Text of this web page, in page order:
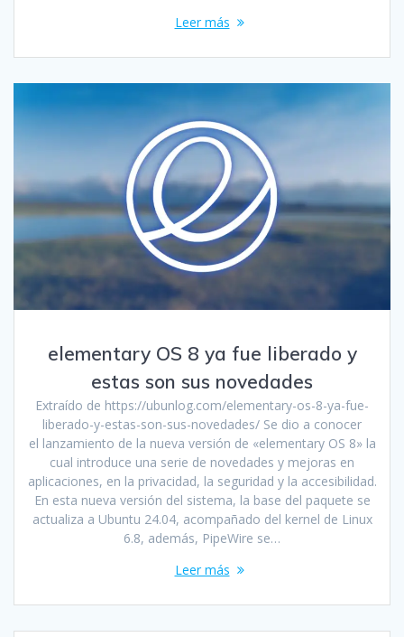
Leer más
elementary OS 8 ya fue liberado y
estas son sus novedades
Extraído de https://ubunlog.com/elementary-os-8-ya-fue-
liberado-y-estas-son-sus-novedades/ Se dio a conocer
el lanzamiento de la nueva versión de «elementary OS 8» la
cual introduce una serie de novedades y mejoras en
aplicaciones, en la privacidad, la seguridad y la accesibilidad.
En esta nueva versión del sistema, la base del paquete se
actualiza a Ubuntu 24.04, acompañado del kernel de Linux
6.8, además, PipeWire se…
Leer más